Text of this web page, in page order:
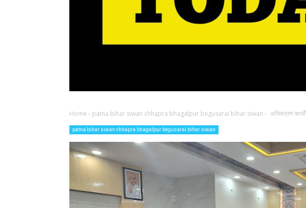
Home › patna bihar siwan chhapra bhagalpur begusarai bihar siwan › अभियंत्रण
patna bihar siwan chhapra bhagalpur begusarai bihar siwan